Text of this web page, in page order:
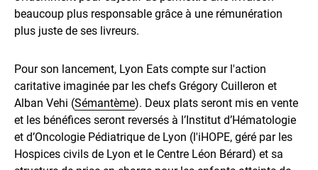
beaucoup plus responsable grâce à une rémunération
plus juste de ses livreurs.
Pour son lancement, Lyon Eats compte sur l'action
caritative imaginée par les chefs Grégory Cuilleron et
Alban Vehi (Sémantème). Deux plats seront mis en vente
et les bénéfices seront reversés à l’Institut d’Hématologie
et d’Oncologie Pédiatrique de Lyon (l'iHOPE, géré par les
Hospices civils de Lyon et le Centre Léon Bérard) et sa